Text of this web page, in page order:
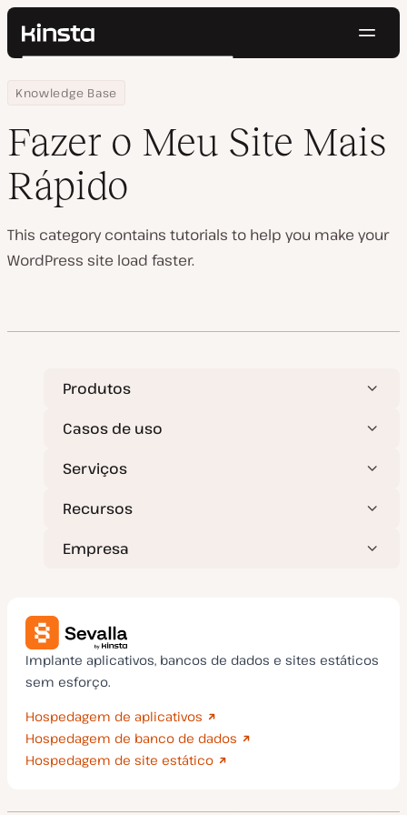
Kinsta®
Soluções
Recursos
Pesquisar
Home
Centro de Recursos
Knowledge Base
Fazer o Meu Site Mais Rápido
Fazer o Meu Site Mais
Rápido
This category contains tutorials to help you make your
WordPress site load faster.
Produtos
Casos de uso
Serviços
Recursos
Empresa
Implante aplicativos, bancos de dados e sites estáticos
sem esforço.
Hospedagem de aplicativos
Hospedagem de banco de dados
Hospedagem de site estático